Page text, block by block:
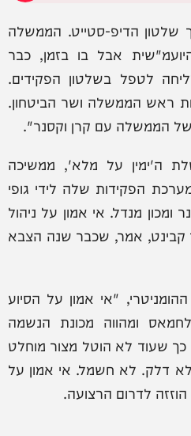
שלטון הדיפ-סטייט. הממשלה
אבל בו בזמן, כבר
לטפל בשלטון הפקידים.
ראש הממשלה ושר הביטחון.
הממשלה עם קרן וקסנר".
ה'ימין על מלא', ממשיכה
הפקידות שלה לידי גופי
ומכון מנדל. אי אמון על ניהול
אמר, שכבר שנה הצבא
"אי אמון על הסיוע
ומהווה מכונת הנשמה
כך שעוד לא הוטל מצור מוחלט
דלק. לא חשמל. אי אמון על
לדרום הרצועה.